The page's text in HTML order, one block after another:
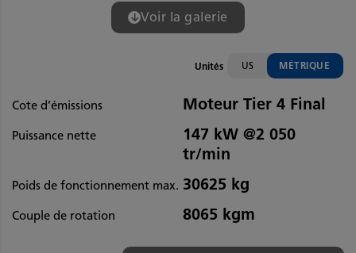
Voir la galerie
Unités US MÉTRIQUE
Cote d’émissions Moteur Tier 4 Final
Puissance nette
147 kW @2 050
tr/min
Poids de fonctionnement max. 30625 kg
Couple de rotation 8065 kgm